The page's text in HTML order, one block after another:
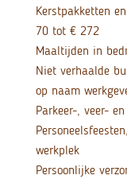
Kerstpakketten
70 tot € 272
Maaltijden in
Niet verhaalde
op naam
Parkeer-, veer-
werkplek
Persoonlijke